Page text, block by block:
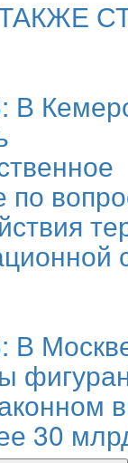
В
по
В
30